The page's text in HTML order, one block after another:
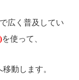
広く普及してい
を使って、
移動します。